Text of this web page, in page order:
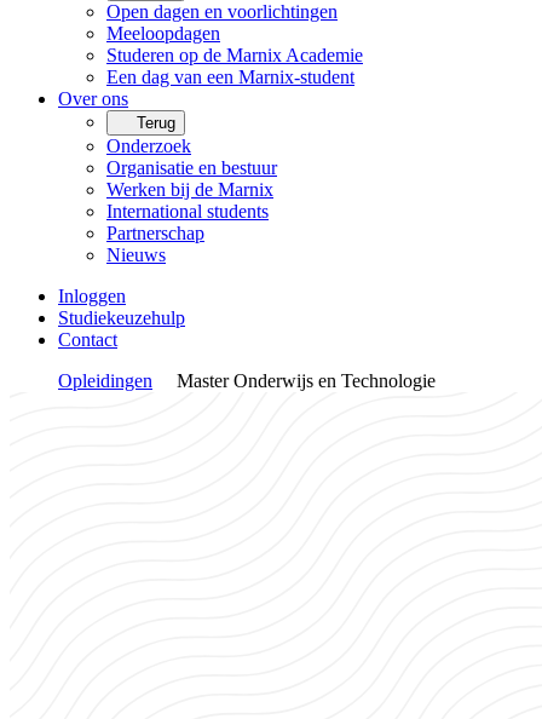
Open dagen en voorlichtingen
Meeloopdagen
Studeren op de Marnix Academie
Een dag van een Marnix-student
Over ons
Terug
Onderzoek
Organisatie en bestuur
Werken bij de Marnix
International students
Partnerschap
Nieuws
Inloggen
Studiekeuzehulp
Contact
Opleidingen
Master Onderwijs en Technologie